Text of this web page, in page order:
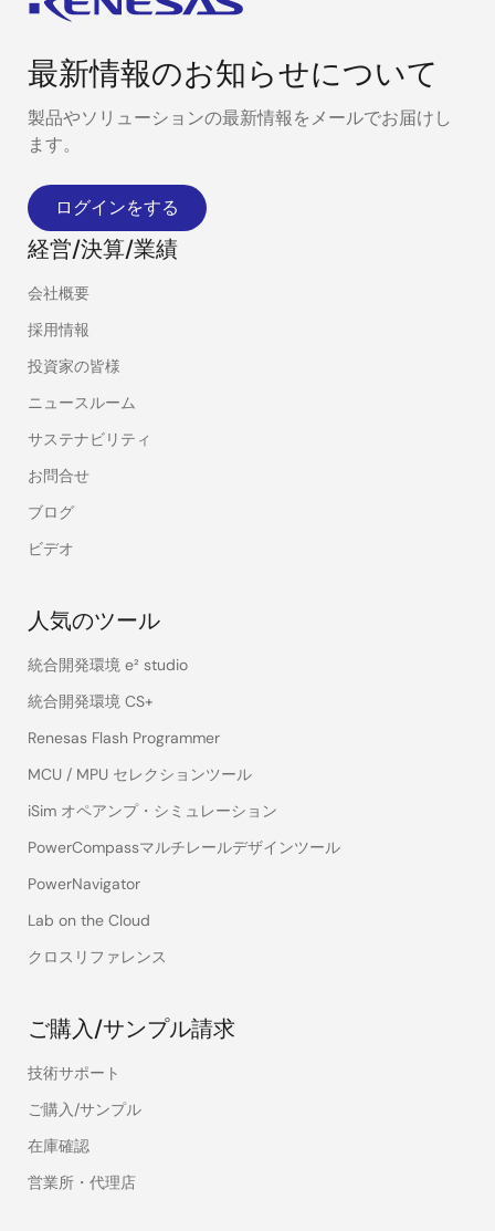
最新情報のお知らせについて
製品やソリューションの最新情報をメールでお届けし
ます。
ログインをする
経営/決算/業績
会社概要
採用情報
投資家の皆様
ニュースルーム
サステナビリティ
お問合せ
ブログ
ビデオ
人気のツール
統合開発環境 e² studio
統合開発環境 CS+
Renesas Flash Programmer
MCU / MPU セレクションツール
iSim オペアンプ・シミュレーション
PowerCompassマルチレールデザインツール
PowerNavigator
Lab on the Cloud
クロスリファレンス
ご購入/サンプル請求
技術サポート
ご購入/サンプル
在庫確認
営業所・代理店